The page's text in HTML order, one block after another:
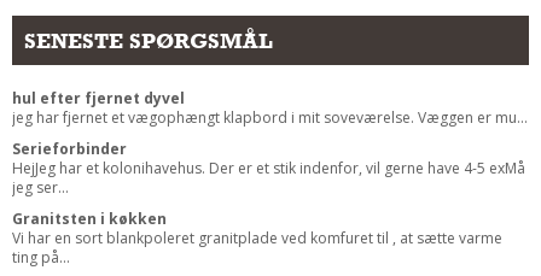
SENESTE SPØRGSMÅL
hul efter fjernet dyvel
jeg har fjernet et vægophængt klapbord i mit soveværelse. Væggen er mu...
Serieforbinder
HejJeg har et kolonihavehus. Der er et stik indenfor, vil gerne have 4-5 exMå
jeg ser...
Granitsten i køkken
Vi har en sort blankpoleret granitplade ved komfuret til , at sætte varme
ting på...